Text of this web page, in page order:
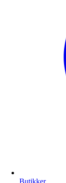
Butikker